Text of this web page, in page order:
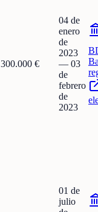
300.000 €
04 de
enero
de
2023
— 03
de
febrero
de
2023
01 de
julio